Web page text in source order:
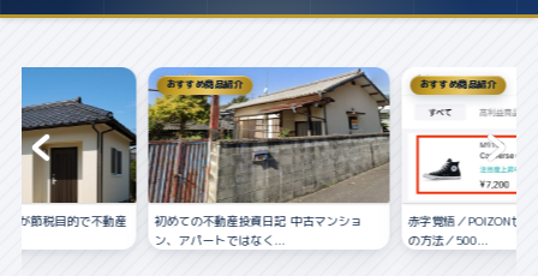
日記 中古マンショ
おすすめ商品紹介
赤字覚悟／POIZONせどりの仕入れ〜販売
の方法／500...
株主優待
失敗しないクロス取引
お得に株主優...